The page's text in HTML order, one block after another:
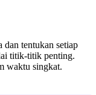
tentukan setiap
titik-titik penting.
waktu singkat.